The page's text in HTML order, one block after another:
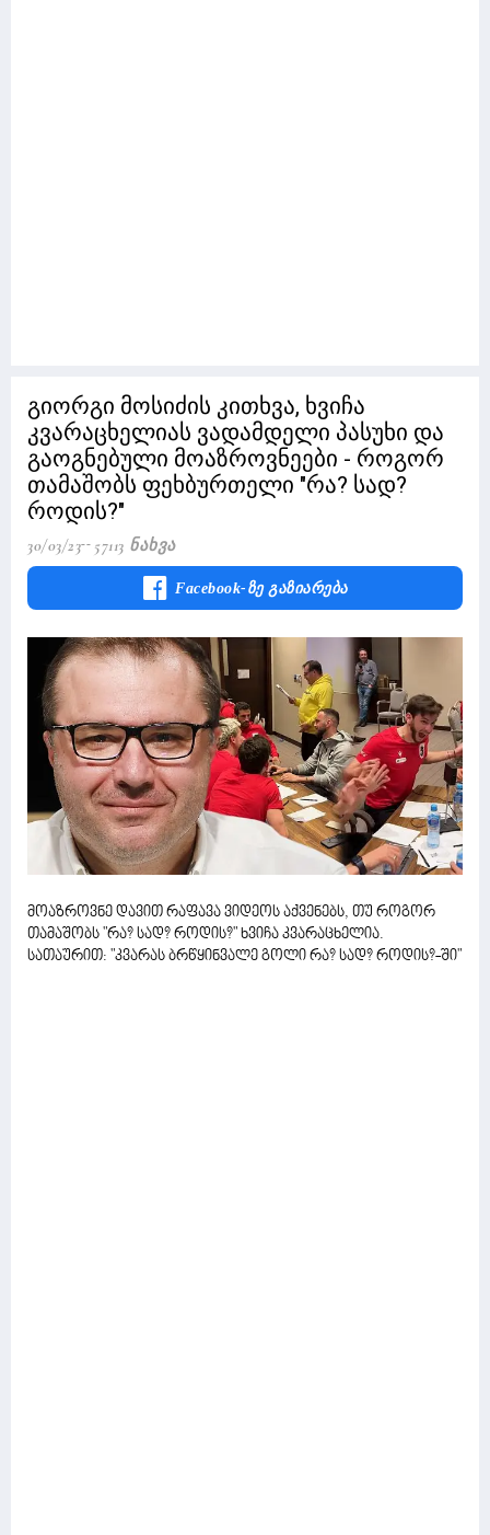
გიორგი მოსიძის კითხვა, ხვიჩა
კვარაცხელიას ვადამდელი პასუხი და
გაოგნებული მოაზროვნეები - როგორ
თამაშობს ფეხბურთელი "რა? სად?
როდის?"
30/03/23 57113 Ნახვა
Facebook-Ზე Გაზიარება
მოაზროვნე დავით რაფავა ვიდეოს აქვენებს, თუ როგორ
თამაშობს "რა? სად? როდის?" ხვიჩა კვარაცხელია.
სათაურით: "კვარას ბრწყინვალე გოლი რა? სად? როდის?-ში"